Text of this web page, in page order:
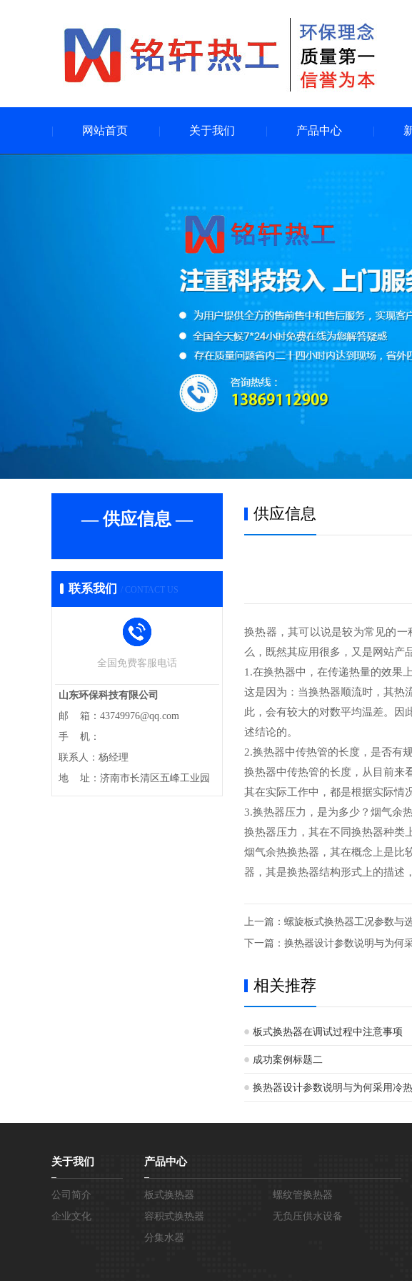
网站首页 关于我们 产品中心
— 供应信息 —
联系我们 / CONTACT US
全国免费客服电话
山东环保科技有限公司
邮 箱：43749976@qq.com
手 机：
联系人：杨经理
地 址：济南市长清区五峰工业园
供应信息
换热器，其可以说是较为常见的一
么，既然其应用很多，又是网站产
1.在换热器中，在传递热量的效果
这是因为：当换热器顺流时，其热
此，会有较大的对数平均温差。因
述结论的。
2.换热器中传热管的长度，是否有
换热器中传热管的长度，从目前来
其在实际工作中，都是根据实际情
3.换热器压力，是为多少？烟气余
换热器压力，其在不同换热器种类
烟气余热换热器，其在概念上是比
器，其是换热器结构形式上的描述
上一篇： 螺旋板式换热器工况参数与
下一篇： 换热器设计参数说明与为何
相关推荐
板式换热器在调试过程中注意事项
成功案例标题二
换热器设计参数说明与为何采用冷
关于我们
公司简介
企业文化
产品中心
板式换热器
螺纹管换热器
容积式换热器
无负压供水设备
分集水器